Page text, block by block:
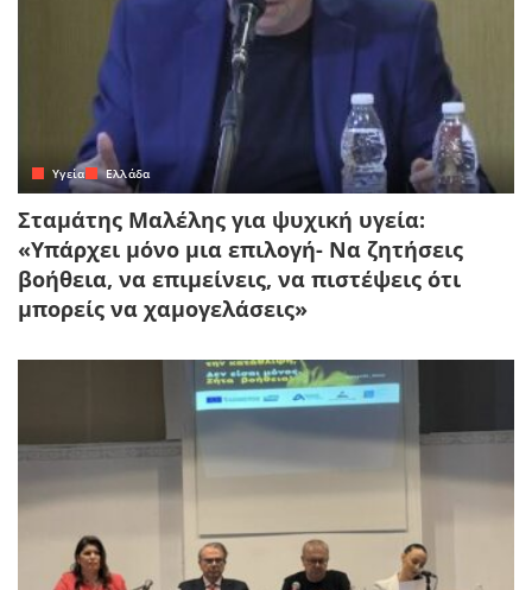
Yγεία Ελλάδα
Σταμάτης Μαλέλης για ψυχική υγεία:
«Υπάρχει μόνο μια επιλογή- Να ζητήσεις
βοήθεια, να επιμείνεις, να πιστέψεις ότι
μπορείς να χαμογελάσεις»